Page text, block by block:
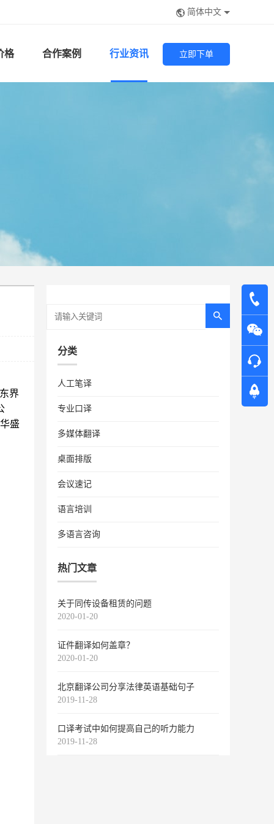
简体中文
格 合作案例 行业资讯 立即下单
界
盛
分类
人工笔译
专业口译
多媒体翻译
桌面排版
会议速记
语言培训
多语言咨询
热门文章
关于同传设备租赁的问题
2020-01-20
证件翻译如何盖章？
2020-01-20
北京翻译公司分享法律英语基础句子
2019-11-28
口译考试中如何提高自己的听力能力
2019-11-28